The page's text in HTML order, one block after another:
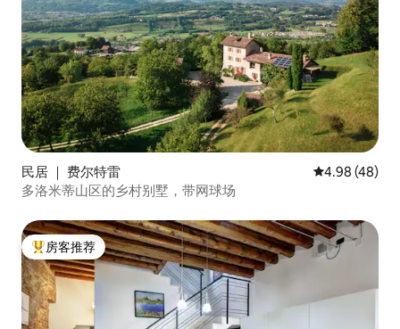
民居 ｜ 费尔特雷 平均评分
4.98 (48)
多洛米蒂山区的乡村别墅，带网球场
热门「房客推荐」
房客推荐